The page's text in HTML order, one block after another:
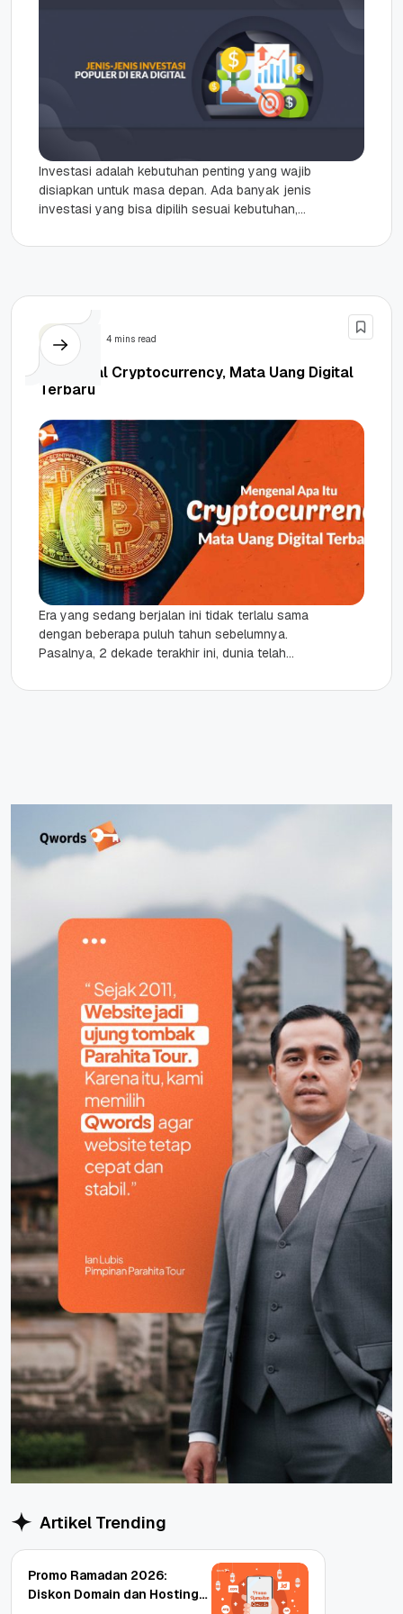
Investasi adalah kebutuhan penting yang wajib
disiapkan untuk masa depan. Ada banyak jenis
investasi yang bisa dipilih sesuai kebutuhan,
digital....
Bisnis 4 mins read
Mengenal Cryptocurrency, Mata Uang Digital
Terbaru
Era yang sedang berjalan ini tidak terlalu sama
dengan beberapa puluh tahun sebelumnya.
Pasalnya, 2 dekade terakhir ini, dunia telah
Artikel Trending
Promo Ramadan 2026:
Diskon Domain dan Hosting